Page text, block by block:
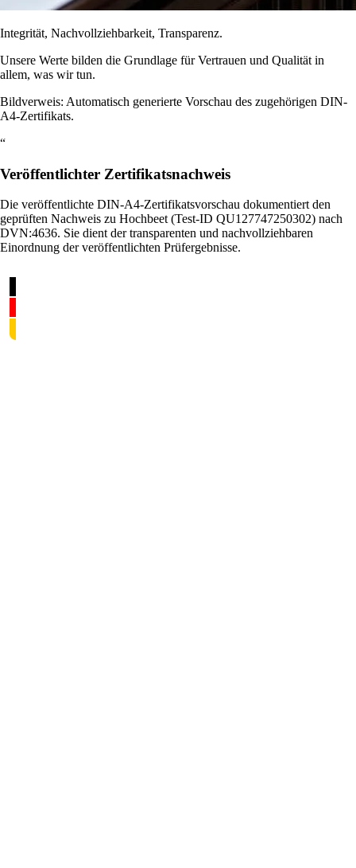
Integrität, Nachvollziehbarkeit, Transparenz.
Unsere Werte bilden die Grundlage für Vertrauen und Qualität in
allem, was wir tun.
Bildverweis: Automatisch generierte Vorschau des zugehörigen DIN-
A4-Zertifikats.
“
Veröffentlichter Zertifikatsnachweis
Die veröffentlichte DIN-A4-Zertifikatsvorschau dokumentiert den
geprüften Nachweis zu Hochbeet (Test-ID QU127747250302) nach
DVN:4636. Sie dient der transparenten und nachvollziehbaren
Einordnung der veröffentlichten Prüfergebnisse.